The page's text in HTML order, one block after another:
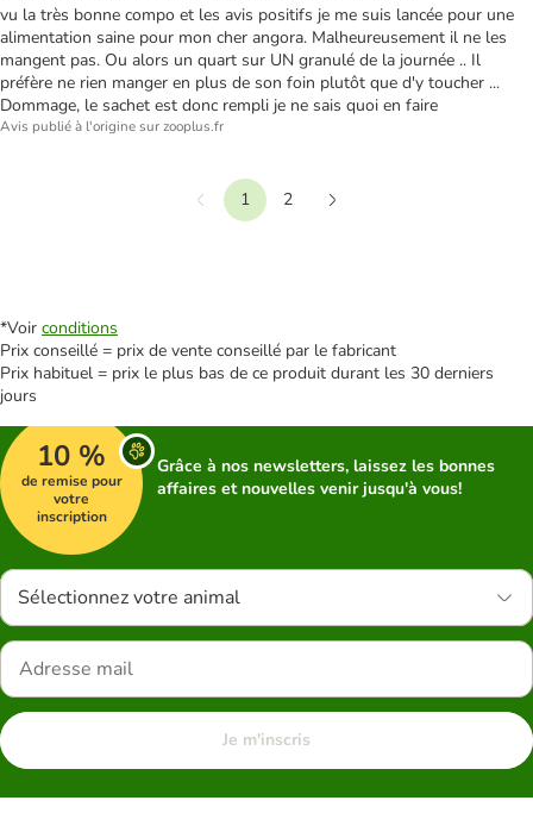
vu la très bonne compo et les avis positifs je me suis lancée pour une
alimentation saine pour mon cher angora. Malheureusement il ne les
mangent pas. Ou alors un quart sur UN granulé de la journée .. Il
préfère ne rien manger en plus de son foin plutôt que d'y toucher ...
Dommage, le sachet est donc rempli je ne sais quoi en faire
Avis publié à l'origine sur zooplus.fr
Précédent
1
2
*Voir conditions
Prix conseillé = prix de vente conseillé par le fabricant
Prix habituel = prix le plus bas de ce produit durant les 30 derniers
jours
10 %
de remise pour
votre
inscription
Grâce à nos newsletters, laissez les bonnes
affaires et nouvelles venir jusqu'à vous!
Sélectionnez votre animal
Je m'inscris